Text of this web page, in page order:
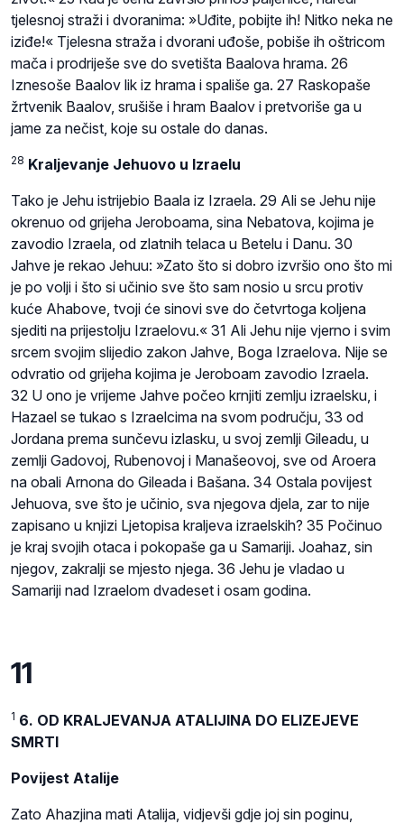
tjelesnoj straži i dvoranima: »Uđite, pobijte ih! Nitko neka ne
iziđe!« Tjelesna straža i dvorani uđoše, pobiše ih oštricom
mača i prodriješe sve do svetišta Baalova hrama. 26
Iznesoše Baalov lik iz hrama i spališe ga. 27 Raskopaše
žrtvenik Baalov, srušiše i hram Baalov i pretvoriše ga u
jame za nečist, koje su ostale do danas.
28 Kraljevanje Jehuovo u Izraelu
Tako je Jehu istrijebio Baala iz Izraela. 29 Ali se Jehu nije
okrenuo od grijeha Jeroboama, sina Nebatova, kojima je
zavodio Izraela, od zlatnih telaca u Betelu i Danu. 30
Jahve je rekao Jehuu: »Zato što si dobro izvršio ono što mi
je po volji i što si učinio sve što sam nosio u srcu protiv
kuće Ahabove, tvoji će sinovi sve do četvrtoga koljena
sjediti na prijestolju Izraelovu.« 31 Ali Jehu nije vjerno i svim
srcem svojim slijedio zakon Jahve, Boga Izraelova. Nije se
odvratio od grijeha kojima je Jeroboam zavodio Izraela.
32 U ono je vrijeme Jahve počeo krnjiti zemlju izraelsku, i
Hazael se tukao s Izraelcima na svom području, 33 od
Jordana prema sunčevu izlasku, u svoj zemlji Gileadu, u
zemlji Gadovoj, Rubenovoj i Manašeovoj, sve od Aroera
na obali Arnona do Gileada i Bašana. 34 Ostala povijest
Jehuova, sve što je učinio, sva njegova djela, zar to nije
zapisano u knjizi Ljetopisa kraljeva izraelskih? 35 Počinuo
je kraj svojih otaca i pokopaše ga u Samariji. Joahaz, sin
njegov, zakralji se mjesto njega. 36 Jehu je vladao u
Samariji nad Izraelom dvadeset i osam godina.
11
1 6. OD KRALJEVANJA ATALIJINA DO ELIZEJEVE
SMRTI
Povijest Atalije
Zato Ahazjina mati Atalija, vidjevši gdje joj sin poginu,